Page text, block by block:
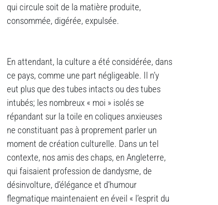
qui circule soit de la matière produite,
consommée, digérée, expulsée.
En attendant, la culture a été considérée, dans
ce pays, comme une part négligeable. Il n’y
eut plus que des tubes intacts ou des tubes
intubés; les nombreux « moi » isolés se
répandant sur la toile en coliques anxieuses
ne constituant pas à proprement parler un
moment de création culturelle. Dans un tel
contexte, nos amis des chaps, en Angleterre,
qui faisaient profession de dandysme, de
désinvolture, d’élégance et d’humour
flegmatique maintenaient en éveil « l’esprit du